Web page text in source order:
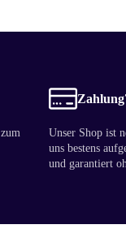
Unser Shop ist
uns bestens
und garantiert